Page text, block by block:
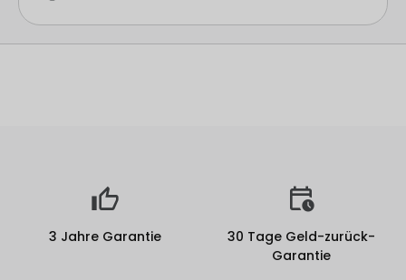
3 Jahre Garantie
30 Tage Geld-zurück-
Garantie